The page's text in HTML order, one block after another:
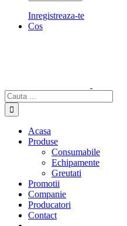
Inregistreaza-te
Cos
Cautare...
Acasa
Produse
Consumabile
Echipamente
Greutati
Promotii
Companie
Producatori
Contact